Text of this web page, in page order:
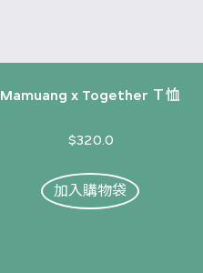
Mamuang x Together Ｔ恤
$320.0
加入購物袋